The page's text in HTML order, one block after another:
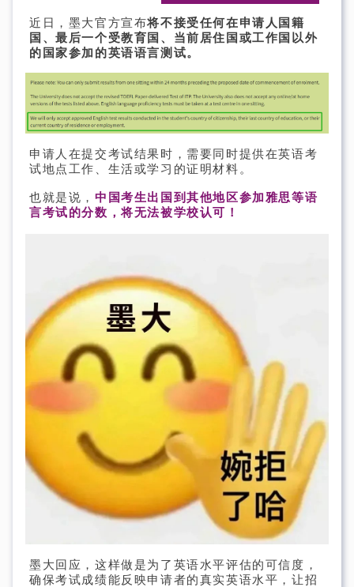
近日，墨大官方宣布将不接受任何在申请人国籍
国、最后一个受教育国、当前居住国或工作国以外
的国家参加的英语语言测试。
申请人在提交考试结果时，需要同时提供在英语考
试地点工作、生活或学习的证明材料。
也就是说， 中国考生出国到其他地区参加雅思等语
言考试的分数，将无法被学校认可！
墨大回应，这样做是为了英语水平评估的可信度，
确保考试成绩能反映申请者的真实英语水平，让招